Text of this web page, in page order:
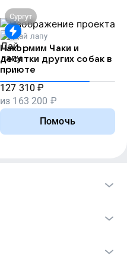
Сургут
Дай лапу
Накормим Чаки и
десятки других собак в
приюте
127 310 ₽
из 163 200 ₽
Помочь